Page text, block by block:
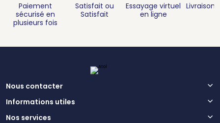
Paiement
sécurisé en
plusieurs fois
Satisfait ou
Satisfait
Essayage virtuel
en ligne
Livraison
Nous contacter
Informations utiles
Nos services